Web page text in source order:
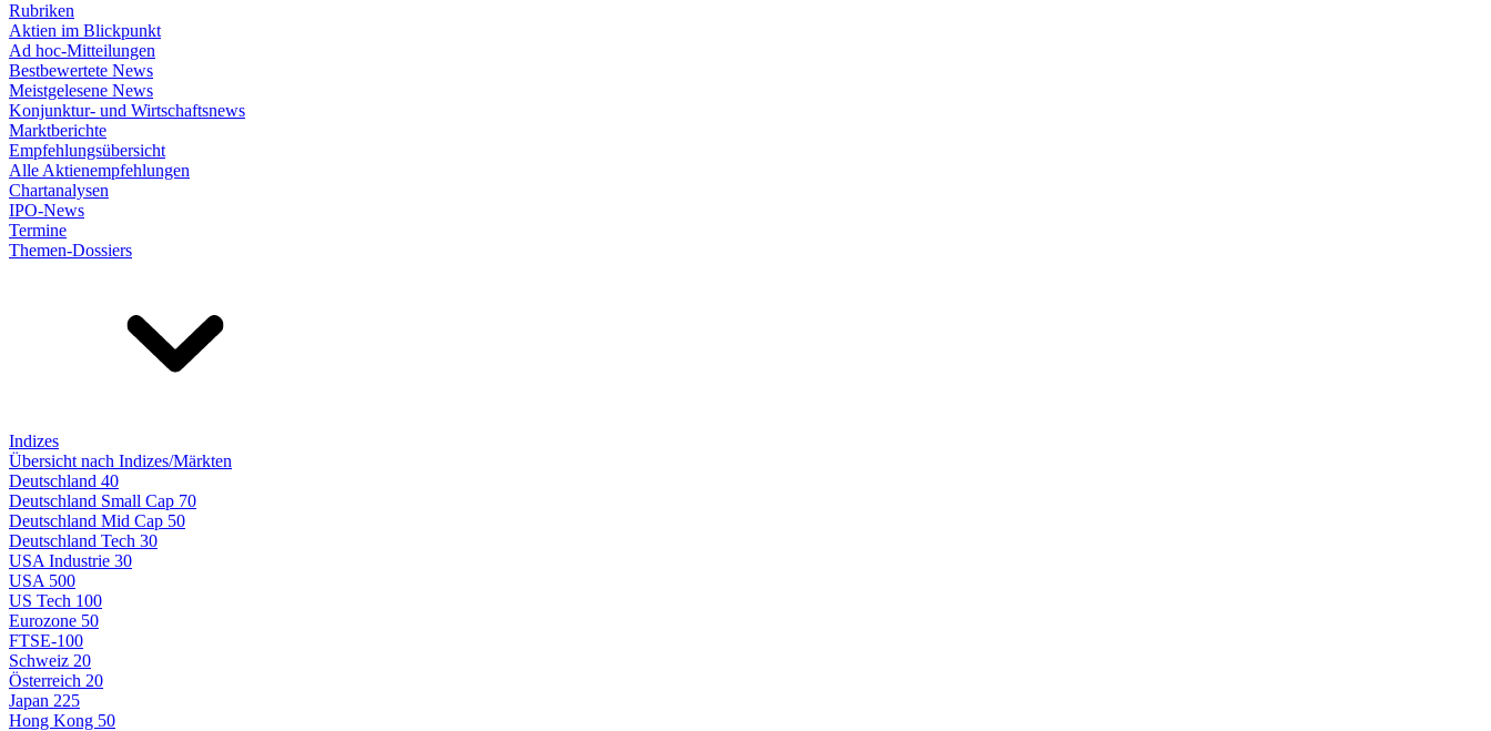
Rubriken
Aktien im Blickpunkt
Ad hoc-Mitteilungen
Bestbewertete News
Meistgelesene News
Konjunktur- und Wirtschaftsnews
Marktberichte
Empfehlungsübersicht
Alle Aktienempfehlungen
Chartanalysen
IPO-News
Termine
Themen-Dossiers
Indizes
Übersicht nach Indizes/Märkten
Deutschland 40
Deutschland Small Cap 70
Deutschland Mid Cap 50
Deutschland Tech 30
USA Industrie 30
USA 500
US Tech 100
Eurozone 50
FTSE-100
Schweiz 20
Österreich 20
Japan 225
Hong Kong 50